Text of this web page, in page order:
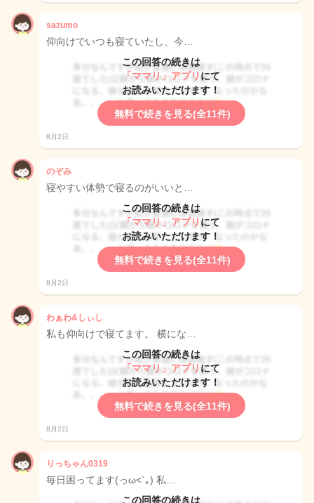
sazumo
仰向けでいつも寝ていたし、今…
この回答の続きは
「ママリ」アプリ にて
お読みいただけます！
無料で続きを見る(全11件)
8月2日
のぞみ
寝やすい体勢で寝るのがいいと…
この回答の続きは
「ママリ」アプリ にて
お読みいただけます！
無料で続きを見る(全11件)
8月2日
わぁわ&しぃし
私も仰向けで寝てます。 横にな…
この回答の続きは
「ママリ」アプリ にて
お読みいただけます！
無料で続きを見る(全11件)
8月2日
りっちゃん0319
毎日困ってます(っω<`｡) 私…
この回答の続きは